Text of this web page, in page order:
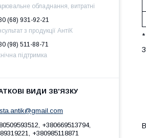
*
обладнання, витратні
(68) 931-92-21
з продукції АнтіК
(98) 511-88-71
підтримка
+380669513794,
+380985118871